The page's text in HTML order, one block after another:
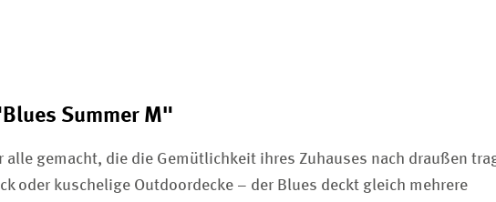
Summer M"
alle gemacht, die die Gemütlichkeit ihres Zuhauses nach draußen
oder kuschelige Outdoordecke – der Blues deckt gleich mehrere